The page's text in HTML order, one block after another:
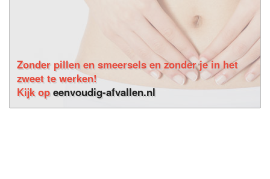
Zonder pillen en smeersels en zonder je in het
zweet te werken!
Kijk opeenvoudig-afvallen.nl